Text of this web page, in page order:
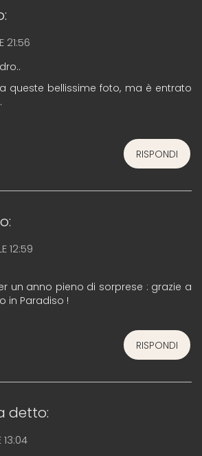
21:56
queste bellissime foto, ma è entrato
RISPONDI
12:59
un anno pieno di sorprese : grazie a
in Paradiso !
RISPONDI
detto:
13:04